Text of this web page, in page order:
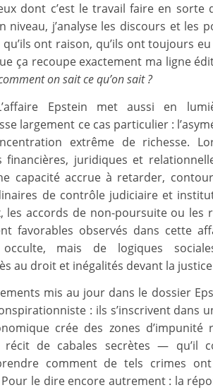
dont c’est le travail faire en sorte
j’analyse les discours et les
ont raison, qu’ils ont toujours
ça recoupe exactement ma ligne
on sait ce qu’on sait ?
Epstein met aussi en
largement ce cas particulier :
extrême de richesse.
financières, juridiques et
capacité accrue à retarder,
de contrôle judiciaire et
les accords de non-poursuite ou les
favorables observés dans cette
mais de logiques
au droit et inégalités devant la
mis au jour dans le dossier
: ils s’inscrivent dans
crée des zones d’impunité
de cabales secrètes — qu’il
comment de tels crimes
le dire encore autrement : la